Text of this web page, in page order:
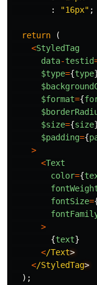
:
"16px" ;
return
(
<StyledTag
data-testid
$type={type
$format={
$size={size
$padding={
>
<Text
color={
fontSize=
>
{text}
</Text
</StyledTag
);